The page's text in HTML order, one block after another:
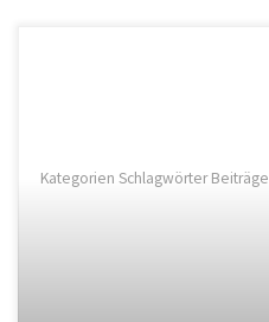
Kategorien Schlagwörter Beiträge